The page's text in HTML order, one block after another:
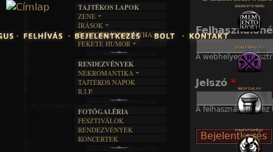
Jump to navigation
A webhelyen
Jelszó *
A felhasználónévhez
TAJTÉKOS LAPOK
ZENE
EGYÜTTESEK
INTERJÚK
FORDÍTÁSOK
DALSZÖVEGEK
ÍRÁSOK
IRODALOM
FILM
MŰVÉSZET
ÍRÁSTÖRTÉNET
BOSZORKÁNYKONYHA
FEKETE HUMOR
SZÖVEGES
RENDEZVÉNYEK
NEKROMANTIKA
AKTUÁLIS
A MÚLT
TAJTÉKOS NAPOK
R.I.P.
FOTÓGALÉRIA
FESZTIVÁLOK
RENDEZVÉNYEK
KONCERTEK